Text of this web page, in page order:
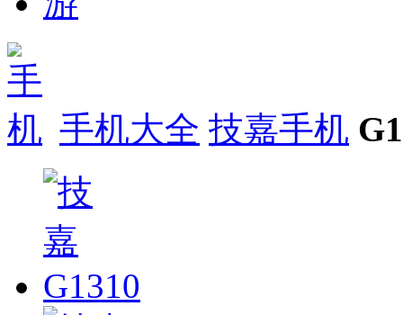
手机大全 技嘉手机